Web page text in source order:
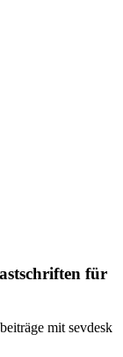
für
mit sevdesk